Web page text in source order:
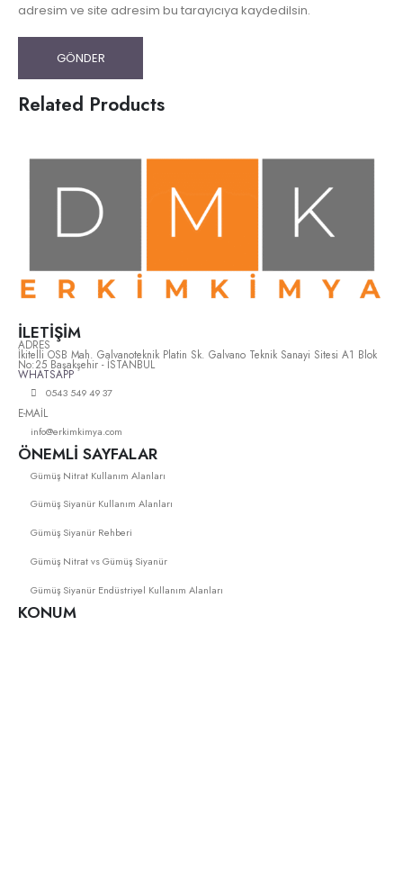
adresim ve site adresim bu tarayıcıya kaydedilsin.
Related Products
İLETİŞİM
ADRES
İkitelli OSB Mah. Galvanoteknik Platin Sk. Galvano Teknik Sanayi Sitesi A1 Blok
No:25 Başakşehir - İSTANBUL
WHATSAPP
0543 549 49 37
E-MAİL
info@erkimkimya.com
ÖNEMLİ SAYFALAR
Gümüş Nitrat Kullanım Alanları
Gümüş Siyanür Kullanım Alanları
Gümüş Siyanür Rehberi
Gümüş Nitrat vs Gümüş Siyanür
Gümüş Siyanür Endüstriyel Kullanım Alanları
KONUM